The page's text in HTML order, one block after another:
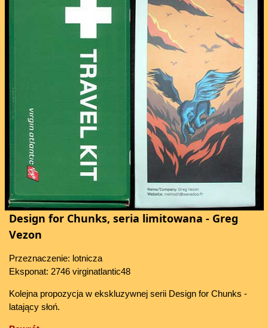
Design for Chunks, seria limitowana - Greg
Vezon
Przeznaczenie: lotnicza
Eksponat: 2746 virginatlantic48
Kolejna propozycja w ekskluzywnej serii Design for Chunks -
latający słoń.